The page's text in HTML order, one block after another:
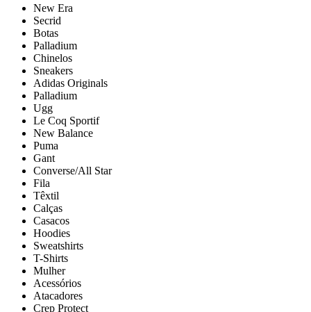
New Era
Secrid
Botas
Palladium
Chinelos
Sneakers
Adidas Originals
Palladium
Ugg
Le Coq Sportif
New Balance
Puma
Gant
Converse/All Star
Fila
Têxtil
Calças
Casacos
Hoodies
Sweatshirts
T-Shirts
Mulher
Acessórios
Atacadores
Crep Protect